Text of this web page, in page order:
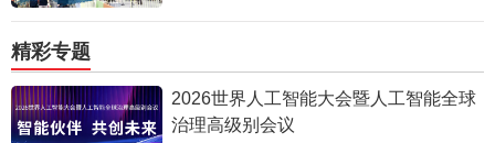
精彩专题
2026世界人工智能大会暨人工智能全球
治理高级别会议